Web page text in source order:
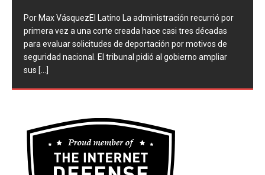
Por Max VásquezEl Latino La administración recurrió por
primera vez a una corte creada hace casi tres décadas
para evaluar solicitudes de deportación por motivos de
seguridad nacional. El tribunal pidió al gobierno ampliar
sus [...]